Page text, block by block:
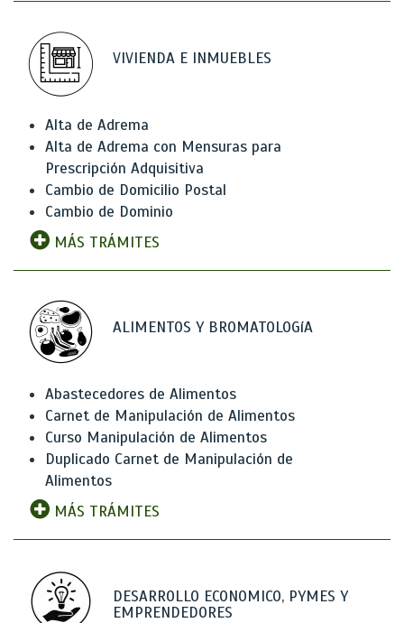
VIVIENDA E INMUEBLES
Alta de Adrema
Alta de Adrema con Mensuras para
Prescripción Adquisitiva
Cambio de Domicilio Postal
Cambio de Dominio
MÁS TRÁMITES
ALIMENTOS Y BROMATOLOGíA
Abastecedores de Alimentos
Carnet de Manipulación de Alimentos
Curso Manipulación de Alimentos
Duplicado Carnet de Manipulación de
Alimentos
MÁS TRÁMITES
DESARROLLO ECONOMICO, PYMES Y
EMPRENDEDORES